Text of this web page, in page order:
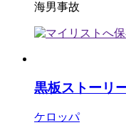
海男事故
黒板ストーリ
ケロッパ